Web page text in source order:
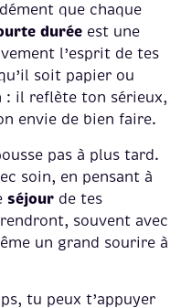
que chaque
durée est une
l’esprit de tes
soit papier ou
il reflète ton sérieux,
envie de bien faire.
pas à plus tard.
soin, en pensant à
séjour de tes
souvent avec
un grand sourire à
tu peux t’appuyer